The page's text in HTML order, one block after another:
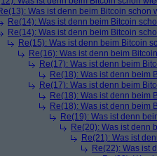
Was ist denn beim Bitcoin schon
Re(14): Was ist denn beim Bitcoin
Re(14): Was ist denn beim Bitcoin
Re(15): Was ist denn beim Bitcoin
Re(16): Was ist denn beim
Re(17): Was ist denn beim
Re(18): Was ist denn beim
Re(17): Was ist denn beim
Re(18): Was ist denn beim
Re(18): Was ist denn beim
Re(19): Was ist denn
Re(20): Was ist denn
Re(21): Was ist
Re(22): Was ist